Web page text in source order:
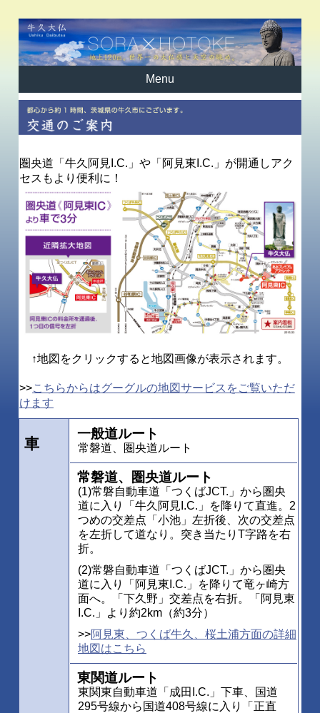
Menu
圏央道「牛久阿見I.C.」や「阿見東I.C.」が開通しアク
セスもより便利に！
↑地図をクリックすると地図画像が表示されます。
>>こちらからはグーグルの地図サービスをご覧いただ
けます
車
一般道ルート
常磐道、圏央道ルート
常磐道、圏央道ルート
(1)常磐自動車道「つくばJCT.」から圏央
道に入り「牛久阿見I.C.」を降りて直進。2
つめの交差点「小池」左折後、次の交差点
を左折して道なり。突き当たりT字路を右
折。
(2)常磐自動車道「つくばJCT.」から圏央
道に入り「阿見東I.C.」を降りて竜ヶ崎方
面へ。「下久野」交差点を右折。「阿見東
I.C.」より約2km（約3分）
>>阿見東、つくば牛久、桜土浦方面の詳細
地図はこちら
東関道ルート
東関東自動車道「成田I.C.」下車、国道
295号線から国道408号線に入り「正直